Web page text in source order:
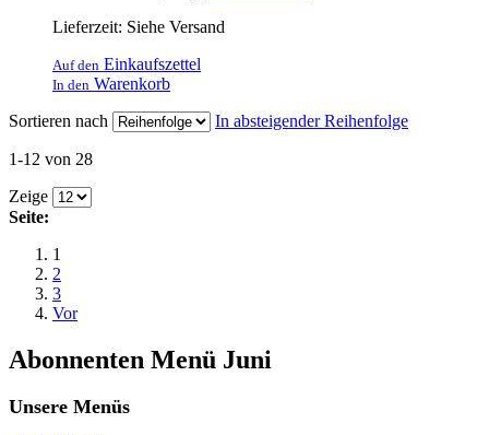
Lieferzeit: Siehe Versand
Auf den Einkaufszettel
In den Warenkorb
Sortieren nach
In absteigender Reihenfolge
1-12 von 28
Zeige
Seite:
1
2
3
Vor
Abonnenten Menü Juni
Unsere Menüs